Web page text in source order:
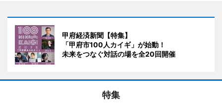
甲府経済新聞【特集】
「甲府市100人カイギ」が始動！
未来をつなぐ対話の場を全20回開催
特集